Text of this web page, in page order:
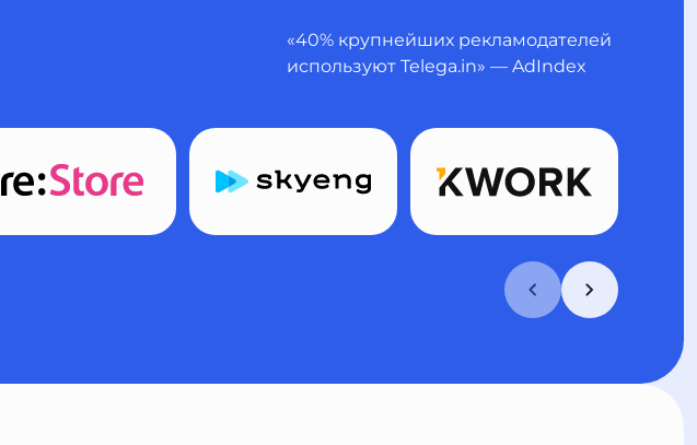
«40% крупнейших рекламодателей
используют Telega.in» — AdIndex